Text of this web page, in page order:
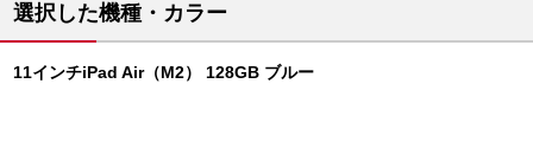
選択した機種・カラー
11インチiPad Air（M2） 128GB ブルー